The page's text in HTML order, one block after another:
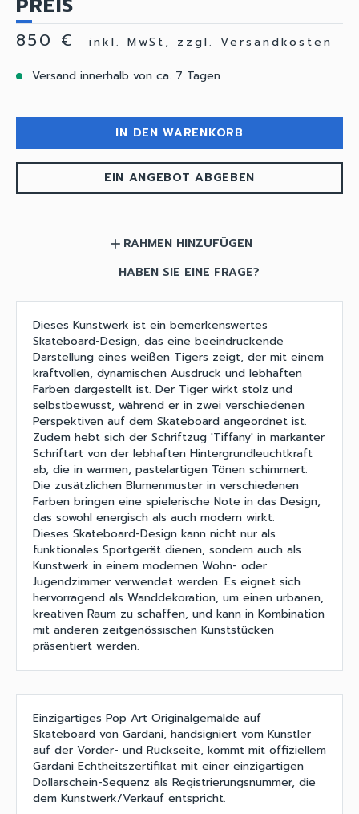
PREIS
850 €
inkl. MwSt, zzgl. Versandkosten
Versand innerhalb von ca. 7 Tagen
IN DEN WARENKORB
EIN ANGEBOT ABGEBEN
add RAHMEN HINZUFÜGEN
HABEN SIE EINE FRAGE?
Dieses Kunstwerk ist ein bemerkenswertes
Skateboard-Design, das eine beeindruckende
Darstellung eines weißen Tigers zeigt, der mit einem
kraftvollen, dynamischen Ausdruck und lebhaften
Farben dargestellt ist. Der Tiger wirkt stolz und
selbstbewusst, während er in zwei verschiedenen
Perspektiven auf dem Skateboard angeordnet ist.
Zudem hebt sich der Schriftzug 'Tiffany' in markanter
Schriftart von der lebhaften Hintergrundleuchtkraft
ab, die in warmen, pastelartigen Tönen schimmert.
Die zusätzlichen Blumenmuster in verschiedenen
Farben bringen eine spielerische Note in das Design,
das sowohl energisch als auch modern wirkt.
Dieses Skateboard-Design kann nicht nur als
funktionales Sportgerät dienen, sondern auch als
Kunstwerk in einem modernen Wohn- oder
Jugendzimmer verwendet werden. Es eignet sich
hervorragend als Wanddekoration, um einen urbanen,
kreativen Raum zu schaffen, und kann in Kombination
mit anderen zeitgenössischen Kunststücken
präsentiert werden.
Einzigartiges Pop Art Originalgemälde auf
Skateboard von Gardani, handsigniert vom Künstler
auf der Vorder- und Rückseite, kommt mit offiziellem
Gardani Echtheitszertifikat mit einer einzigartigen
Dollarschein-Sequenz als Registrierungsnummer, die
dem Kunstwerk/Verkauf entspricht.